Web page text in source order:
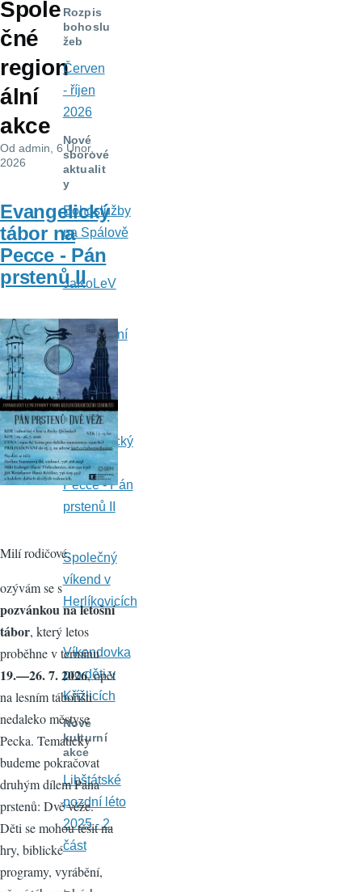
navigace
Spole
čné
region
ální
akce
Od admin , 6 Únor,
2026
Evangelický
tábor na
Pecce - Pán
prstenů II
Milí rodičové,
ozývám se s
pozvánkou na letošní
tábor, který letos
proběhne v termínu
19.—26. 7. 2026, opět
na lesním tábořišti
nedaleko městyse
Pecka. Tematicky
budeme pokračovat
druhým dílem Pána
prstenů: Dvě věže.
Děti se mohou těšit na
hry, biblické
programy, vyrábění,
Rozpis
bohoslu
žeb
Červen
- říjen
2026
Nové
sborové
aktualit
y
Bohoslužby
na Spálově
JaKoLeV
Svatodušní
dopis
Nové
společn
é akce
Evangelický
tábor na
Pecce - Pán
prstenů II
Společný
víkend v
Herlíkovicích
Víkendovka
pro děti v
Křížlicích
Nové
kulturní
akce
Libštátské
pozdní léto
2025 - 2.
část